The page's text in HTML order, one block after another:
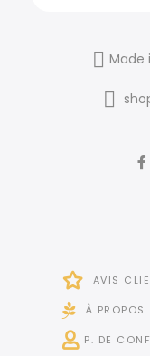
Made
AVIS
À PROPOS
P. DE